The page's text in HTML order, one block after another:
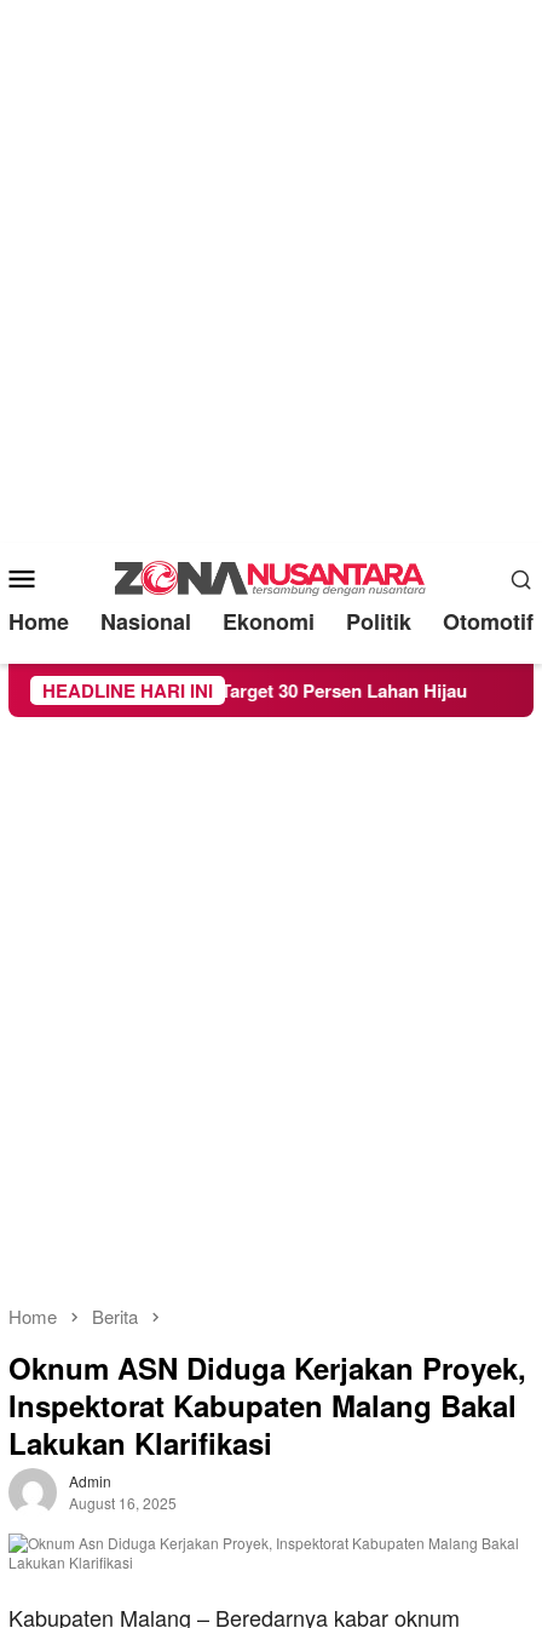
Mobile
Menu
Home Nasional Ekonomi Politik Otomotif
HEADLINE HARI INI
RTH demi Target 30 Persen Lahan Hijau Beredar
Home Berita
Oknum ASN Diduga Kerjakan Proyek,
Inspektorat Kabupaten Malang Bakal
Lakukan Klarifikasi
Admin
August 16, 2025
Kabupaten Malang – Beredarnya kabar oknum